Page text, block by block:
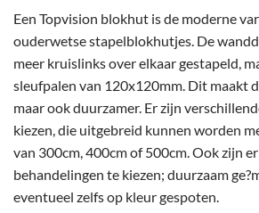
was:
€ 6.088,00.
is:
€
Een Topvision blokhut is de moderne
ouderwetse stapelblokhutjes. De
meer kruislinks over elkaar gestapeld,
sleufpalen van 120x120mm. Dit maakt
maar ook duurzamer. Er zijn
kiezen, die uitgebreid kunnen worden
van 300cm, 400cm of 500cm. Ook zijn
behandelingen te kiezen; duurzaam
eventueel zelfs op kleur gespoten.